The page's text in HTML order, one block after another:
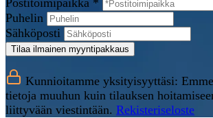
Postitoimipaikka *
Puhelin
Sähköposti
Tilaa ilmainen myyntipakkaus
Kunnioitamme yksityisyyttäsi:
tietoja muuhun kuin tilauksen
liittyvään viestintään. Rekisteriseloste